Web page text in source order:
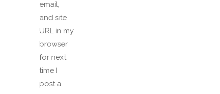
email,
and site
URL in my
browser
for next
time I
post a